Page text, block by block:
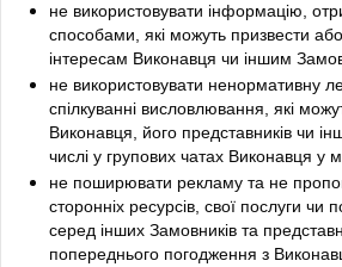
не використовувати інформацію,
способами, які можуть призвести
інтересам Виконавця чи іншим
не використовувати ненормативну
спілкуванні висловлювання, які
Виконавця, його представників чи
числі у групових чатах Виконавця у
не поширювати рекламу та не
сторонніх ресурсів, свої послуги чи
серед інших Замовників та
попереднього погодження з